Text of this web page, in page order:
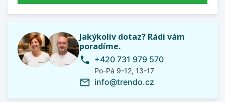
Jakýkoliv dotaz? Rádi vám
poradíme.
phone +420 731 979 570
Po-Pá 9-12, 13-17
mail_outline info@trendo.cz